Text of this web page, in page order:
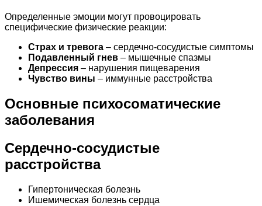
Определенные эмоции могут провоцировать
специфические физические реакции:
Страх и тревога – сердечно-сосудистые симптомы
Подавленный гнев – мышечные спазмы
Депрессия – нарушения пищеварения
Чувство вины – иммунные расстройства
Основные психосоматические
заболевания
Сердечно-сосудистые
расстройства
Гипертоническая болезнь
Ишемическая болезнь сердца